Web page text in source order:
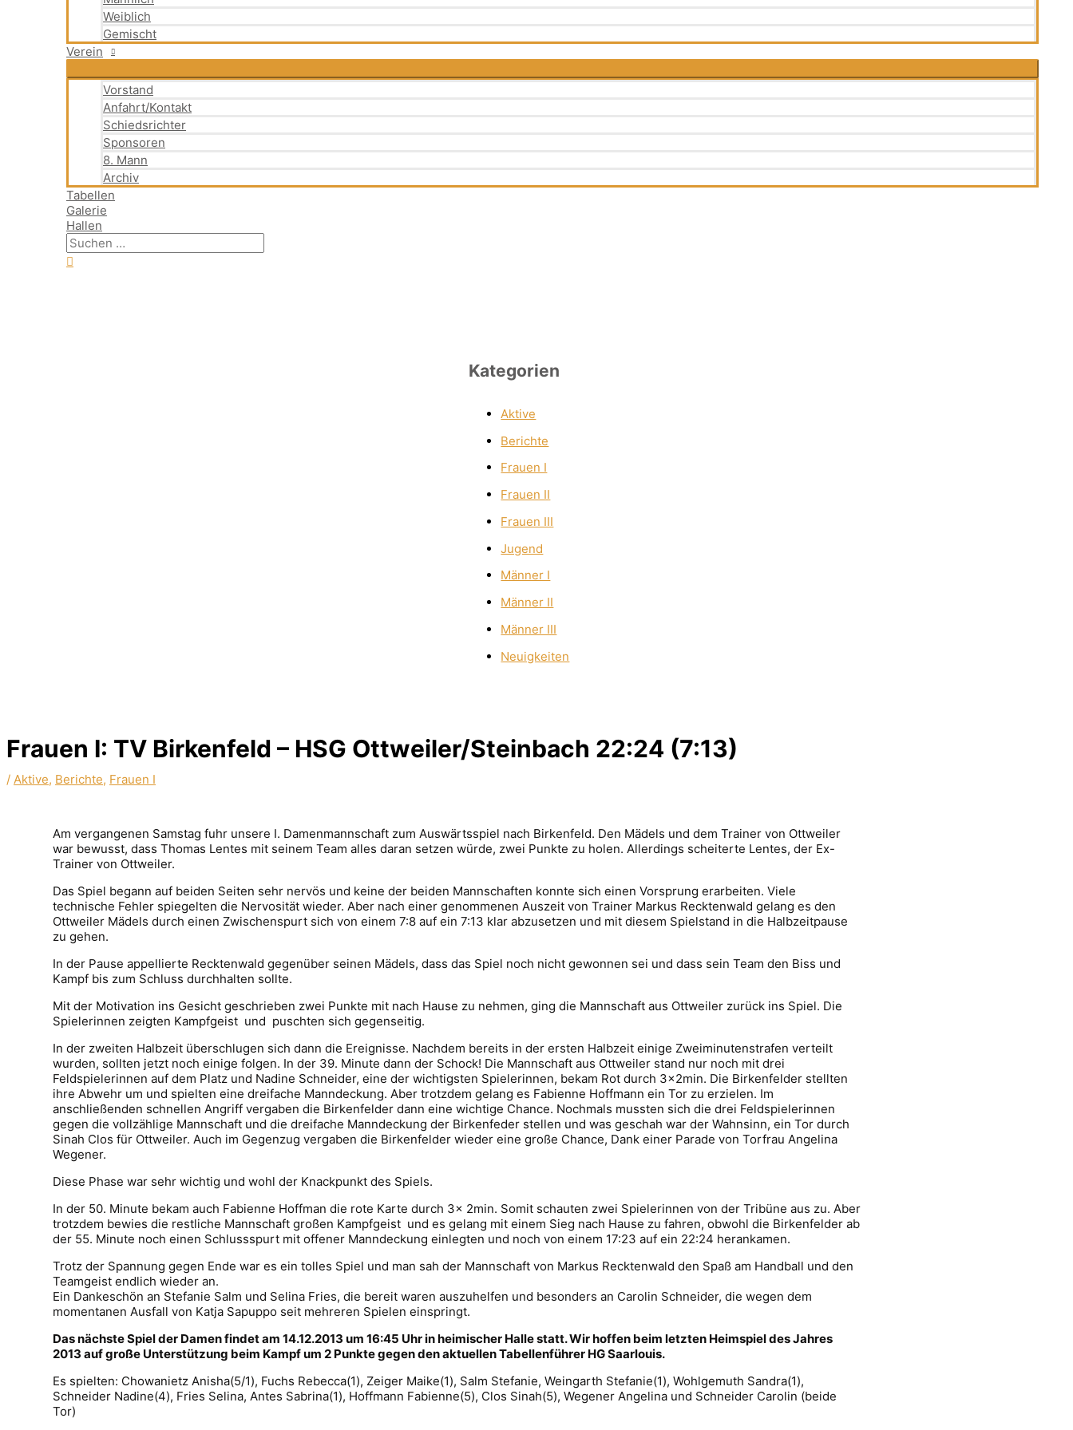
Weiblich
Gemischt
Verein
Vorstand
Anfahrt/Kontakt
Schiedsrichter
Sponsoren
8. Mann
Archiv
Tabellen
Galerie
Hallen
Kategorien
Aktive
Berichte
Frauen I
Frauen II
Frauen III
Jugend
Männer I
Männer II
Männer III
Neuigkeiten
Frauen I: TV Birkenfeld – HSG Ottweiler/Steinbach 22:24 (7:13)
/ Aktive, Berichte, Frauen I
Am vergangenen Samstag fuhr unsere I. Damenmannschaft zum Auswärtsspiel nach Birkenfeld. Den Mädels und dem Trainer von Ottweiler
war bewusst, dass Thomas Lentes mit seinem Team alles daran setzen würde, zwei Punkte zu holen. Allerdings scheiterte Lentes, der Ex-
Trainer von Ottweiler.
Das Spiel begann auf beiden Seiten sehr nervös und keine der beiden Mannschaften konnte sich einen Vorsprung erarbeiten. Viele
technische Fehler spiegelten die Nervosität wieder. Aber nach einer genommenen Auszeit von Trainer Markus Recktenwald gelang es den
Ottweiler Mädels durch einen Zwischenspurt sich von einem 7:8 auf ein 7:13 klar abzusetzen und mit diesem Spielstand in die Halbzeitpause
zu gehen.
In der Pause appellierte Recktenwald gegenüber seinen Mädels, dass das Spiel noch nicht gewonnen sei und dass sein Team den Biss und
Kampf bis zum Schluss durchhalten sollte.
Mit der Motivation ins Gesicht geschrieben zwei Punkte mit nach Hause zu nehmen, ging die Mannschaft aus Ottweiler zurück ins Spiel. Die
Spielerinnen zeigten Kampfgeist und puschten sich gegenseitig.
In der zweiten Halbzeit überschlugen sich dann die Ereignisse. Nachdem bereits in der ersten Halbzeit einige Zweiminutenstrafen verteilt
wurden, sollten jetzt noch einige folgen. In der 39. Minute dann der Schock! Die Mannschaft aus Ottweiler stand nur noch mit drei
Feldspielerinnen auf dem Platz und Nadine Schneider, eine der wichtigsten Spielerinnen, bekam Rot durch 3x2min. Die Birkenfelder stellten
ihre Abwehr um und spielten eine dreifache Manndeckung. Aber trotzdem gelang es Fabienne Hoffmann ein Tor zu erzielen. Im
anschließenden schnellen Angriff vergaben die Birkenfelder dann eine wichtige Chance. Nochmals mussten sich die drei Feldspielerinnen
gegen die vollzählige Mannschaft und die dreifache Manndeckung der Birkenfeder stellen und was geschah war der Wahnsinn, ein Tor durch
Sinah Clos für Ottweiler. Auch im Gegenzug vergaben die Birkenfelder wieder eine große Chance, Dank einer Parade von Torfrau Angelina
Wegener.
Diese Phase war sehr wichtig und wohl der Knackpunkt des Spiels.
In der 50. Minute bekam auch Fabienne Hoffman die rote Karte durch 3x 2min. Somit schauten zwei Spielerinnen von der Tribüne aus zu. Aber
trotzdem bewies die restliche Mannschaft großen Kampfgeist und es gelang mit einem Sieg nach Hause zu fahren, obwohl die Birkenfelder ab
der 55. Minute noch einen Schlussspurt mit offener Manndeckung einlegten und noch von einem 17:23 auf ein 22:24 herankamen.
Trotz der Spannung gegen Ende war es ein tolles Spiel und man sah der Mannschaft von Markus Recktenwald den Spaß am Handball und den
Teamgeist endlich wieder an.
Ein Dankeschön an Stefanie Salm und Selina Fries, die bereit waren auszuhelfen und besonders an Carolin Schneider, die wegen dem
momentanen Ausfall von Katja Sapuppo seit mehreren Spielen einspringt.
Das nächste Spiel der Damen findet am 14.12.2013 um 16:45 Uhr in heimischer Halle statt. Wir hoffen beim letzten Heimspiel des Jahres
2013 auf große Unterstützung beim Kampf um 2 Punkte gegen den aktuellen Tabellenführer HG Saarlouis.
Es spielten: Chowanietz Anisha(5/1), Fuchs Rebecca(1), Zeiger Maike(1), Salm Stefanie, Weingarth Stefanie(1), Wohlgemuth Sandra(1),
Schneider Nadine(4), Fries Selina, Antes Sabrina(1), Hoffmann Fabienne(5), Clos Sinah(5), Wegener Angelina und Schneider Carolin (beide
Tor)